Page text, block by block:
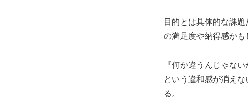
目的とは具体的な課
の満足度や納得感かも
『何か違うんじゃない
という違和感が消え
る。